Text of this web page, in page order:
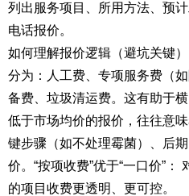
列出服务项目、所用方法、预
电话报价。
如何理解报价逻辑（避坑关键
分为：人工费、专项服务费（
备费、垃圾清运费。这有助于
低于市场均价的报价，往往意
键步骤（如不处理霉菌）、后
价。“按项收费”优于“一口价”
的项目收费更透明、更可控。